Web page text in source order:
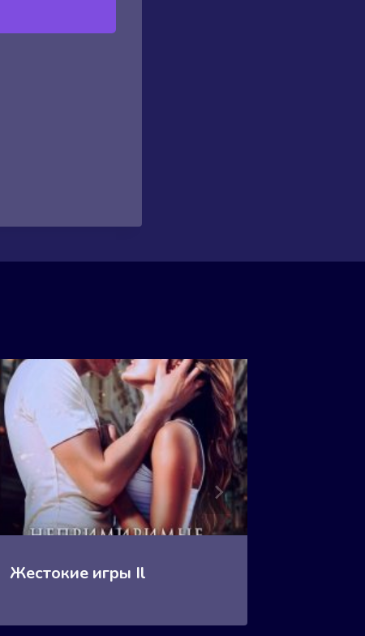
Жестокие игры Il